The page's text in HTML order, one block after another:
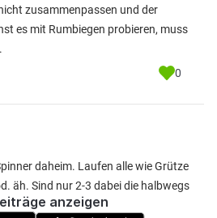
zusammenpassen und der
es mit Rumbiegen probieren, muss
0
daheim. Laufen alle wie Grütze
äh. Sind nur 2-3 dabei die halbwegs
anzeigen